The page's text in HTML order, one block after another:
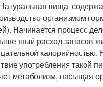
пища,
организмом
Начинается процесс
расход запасов
употребления
метаболизм, насыщая